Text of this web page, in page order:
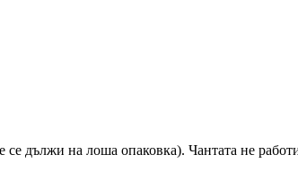
дължи на лоша опаковка). Чантата не